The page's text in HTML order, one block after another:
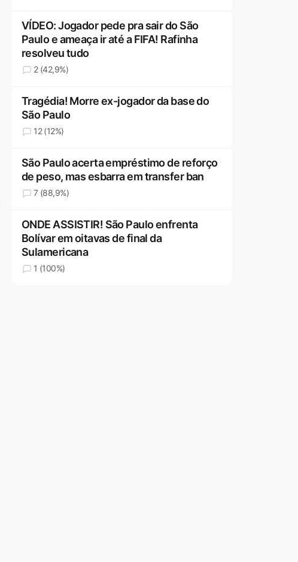
VÍDEO: Jogador pede pra sair do São
Paulo e ameaça ir até a FIFA! Rafinha
resolveu tudo
2 (42,9%)
Tragédia! Morre ex-jogador da base do
São Paulo
12 (12%)
São Paulo acerta empréstimo de reforço
de peso, mas esbarra em transfer ban
7 (88,9%)
ONDE ASSISTIR! São Paulo enfrenta
Bolívar em oitavas de final da
Sulamericana
1 (100%)